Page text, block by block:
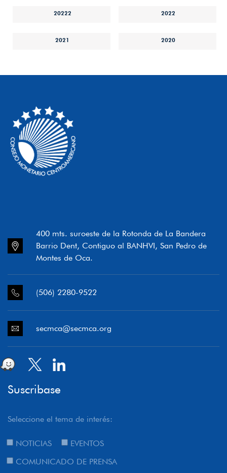
20222 2022
2021 2020
400 mts. suroeste de la Rotonda de La Bandera
Barrio Dent, Contiguo al BANHVI, San Pedro de
Montes de Oca.
(506) 2280-9522
secmca@secmca.org
Suscribase
Seleccione el tema de interés:
NOTICIAS
EVENTOS
COMUNICADO DE PRENSA